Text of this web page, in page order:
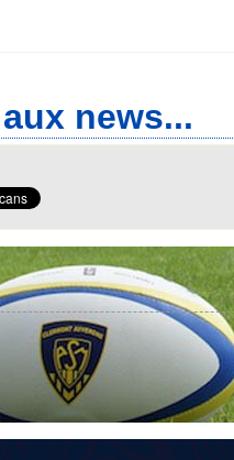
news...